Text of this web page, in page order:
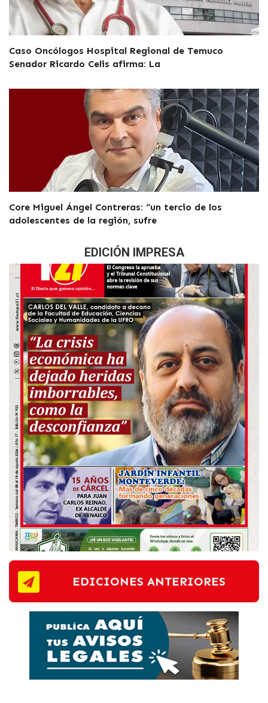
Caso Oncólogos Hospital Regional de Temuco
Senador Ricardo Celis afirma: La
Core Miguel Ángel Contreras: “un tercio de los
adolescentes de la región, sufre
EDICIÓN IMPRESA
EDICIONES ANTERIORES